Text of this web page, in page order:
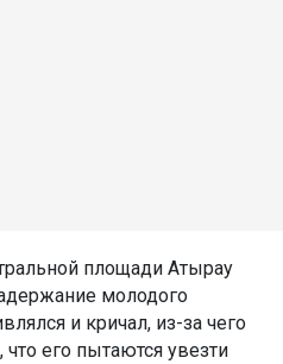
площади Атырау
молодого
и кричал, из-за чего
его пытаются увезти